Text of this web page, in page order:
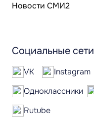
Новости СМИ2
Социальные сети
VK Instagram
Одноклассники
Rutube